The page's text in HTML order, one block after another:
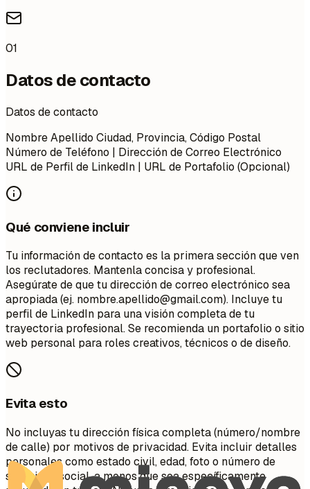
01
Datos de contacto
Datos de contacto
Nombre Apellido Ciudad, Provincia, Código Postal
Número de Teléfono | Dirección de Correo Electrónico
URL de Perfil de LinkedIn | URL de Portafolio (Opcional)
Qué conviene incluir
Tu información de contacto es la primera sección que ven
los reclutadores. Mantenla concisa y profesional.
Asegúrate de que tu dirección de correo electrónico sea
apropiada (ej. nombre.apellido@gmail.com). Incluye tu
perfil de LinkedIn para una visión completa de tu
trayectoria profesional. Se recomienda un portafolio o sitio
web personal para roles creativos, técnicos o de diseño.
Evita esto
No incluyas tu dirección física completa (número/nombre
de calle) por motivos de privacidad. Evita incluir detalles
personales como estado civil, edad, foto o número de
seguridad social, a menos que sea específicamente